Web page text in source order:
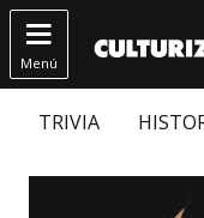

Menú
TRIVIA